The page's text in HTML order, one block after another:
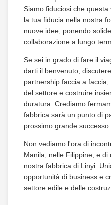
Siamo fiduciosi che
la tua fiducia nella nostra
nuove idee, ponendo
collaborazione a lungo
Se sei in grado di fare il
darti il benvenuto,
partnership faccia a
del settore e costruire
duratura. Crediamo
fabbrica sarà un punto di
prossimo grande successo
Non vediamo l'ora di
Manila, nelle Filippine, e di
nostra fabbrica di Linyi.
opportunità di business e
settore edile e delle